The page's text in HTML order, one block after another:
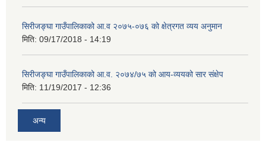
सिरीजङ्घा गाउँपालिकाको आ.व २०७५-०७६ को क्षेत्रगत व्यय अनुमान
मिति: 09/17/2018 - 14:19
सिरीजङ्घा गाउँपालिकाको आ.व. २०७४/७५ को आय-व्ययको सार संक्षेप
मिति: 11/19/2017 - 12:36
अन्य